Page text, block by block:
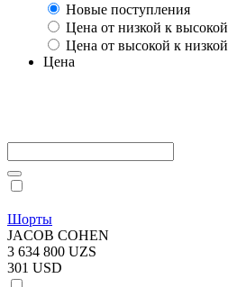
Новые поступления
Цена от низкой к высокой
Цена от высокой к низкой
Цена
Шорты
JACOB COHEN
3 634 800 UZS
301 USD